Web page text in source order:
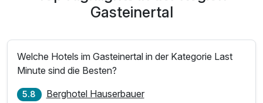
Gasteinertal
Welche Hotels im Gasteinertal in der Kategorie Last
Minute sind die Besten?
5.8 Berghotel Hauserbauer